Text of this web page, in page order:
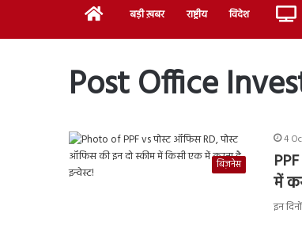
Home बड़ी ख़बर राष्ट्रीय विदेश
Post Office
बिज़नेस
4
में
इन